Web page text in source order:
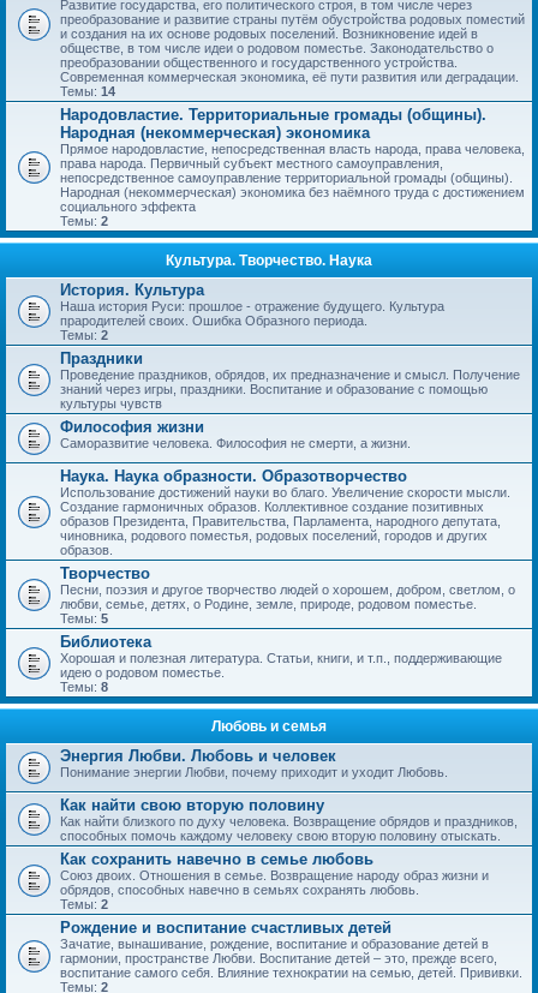
Развитие государства, его политического строя, в том числе через
преобразование и развитие страны путём обустройства родовых поместий
и создания на их основе родовых поселений. Возникновение идей в
обществе, в том числе идеи о родовом поместье. Законодательство о
преобразовании общественного и государственного устройства.
Современная коммерческая экономика, её пути развития или деградации.
Темы: 14
Народовластие. Территориальные громады (общины).
Народная (некоммерческая) экономика
Прямое народовластие, непосредственная власть народа, права человека,
права народа. Первичный субъект местного самоуправления,
непосредственное самоуправление территориальной громады (общины).
Народная (некоммерческая) экономика без наёмного труда с достижением
социального эффекта
Темы: 2
Культура. Творчество. Наука
История. Культура
Наша история Руси: прошлое - отражение будущего. Культура
прародителей своих. Ошибка Образного периода.
Темы: 2
Праздники
Проведение праздников, обрядов, их предназначение и смысл. Получение
знаний через игры, праздники. Воспитание и образование с помощью
культуры чувств
Философия жизни
Саморазвитие человека. Философия не смерти, а жизни.
Наука. Наука образности. Образотворчество
Использование достижений науки во благо. Увеличение скорости мысли.
Создание гармоничных образов. Коллективное создание позитивных
образов Президента, Правительства, Парламента, народного депутата,
чиновника, родового поместья, родовых поселений, городов и других
образов.
Творчество
Песни, поэзия и другое творчество людей о хорошем, добром, светлом, о
любви, семье, детях, о Родине, земле, природе, родовом поместье.
Темы: 5
Библиотека
Хорошая и полезная литература. Статьи, книги, и т.п., поддерживающие
идею о родовом поместье.
Темы: 8
Любовь и семья
Энергия Любви. Любовь и человек
Понимание энергии Любви, почему приходит и уходит Любовь.
Как найти свою вторую половину
Как найти близкого по духу человека. Возвращение обрядов и праздников,
способных помочь каждому человеку свою вторую половину отыскать.
Как сохранить навечно в семье любовь
Союз двоих. Отношения в семье. Возвращение народу образ жизни и
обрядов, способных навечно в семьях сохранять любовь.
Темы: 2
Рождение и воспитание счастливых детей
Зачатие, вынашивание, рождение, воспитание и образование детей в
гармонии, пространстве Любви. Воспитание детей – это, прежде всего,
воспитание самого себя. Влияние технократии на семью, детей. Прививки.
Темы: 2